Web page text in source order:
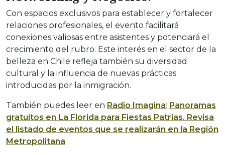
Con espacios exclusivos para establecer y fortalecer
relaciones profesionales, el evento facilitará
conexiones valiosas entre asistentes y potenciará el
crecimiento del rubro. Este interés en el sector de la
belleza en Chile refleja también su diversidad
cultural y la influencia de nuevas prácticas
introducidas por la inmigración.
También puedes leer en Radio Imagina: Panoramas
gratuitos en La Florida para Fiestas Patrias. Revisa
el listado de eventos que se realizarán en la Región
Metropolitana